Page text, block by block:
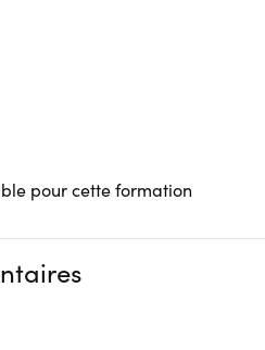
pour cette formation